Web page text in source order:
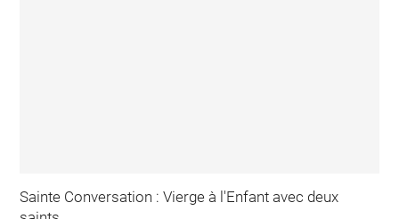
Sainte Conversation : Vierge à l'Enfant avec deux